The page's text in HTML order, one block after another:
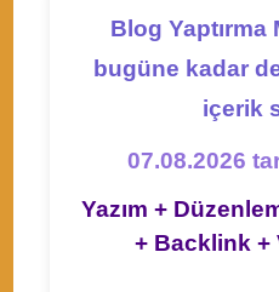
Blog Yaptırma
bugüne kadar
içerik
07.08.2026
Yazım +
+ Backlink +